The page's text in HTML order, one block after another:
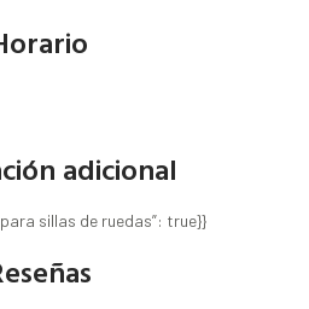
adicional
sillas de ruedas”: true}}